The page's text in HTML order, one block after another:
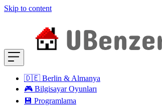
Skip to content
🇩🇪 Berlin & Almanya
🎮 Bilgisayar Oyunları
💾 Programlama